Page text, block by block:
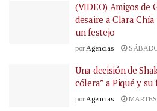
(VIDEO) Amigos de
desaire a Clara
un festejo
porAgencias
Una decisión de
cólera” a Piqué y su
porAgencias